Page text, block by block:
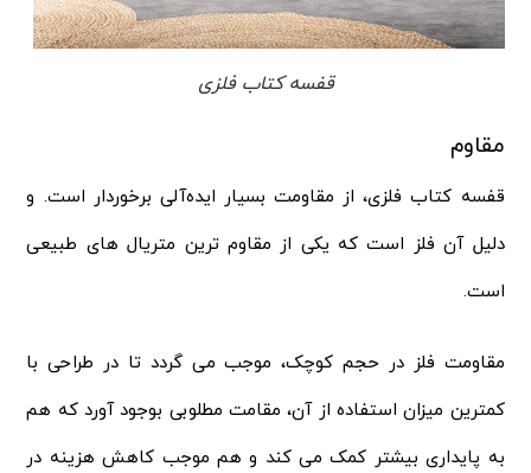
قفسه کتاب فلزی
مقاوم
قفسه کتاب فلزی، از مقاومت بسیار ایده‌آلی برخوردار است. و
دلیل آن فلز است که یکی از مقاوم ترین متریال های طبیعی
است.
مقاومت فلز در حجم کوچک، موجب می گردد تا در طراحی با
کمترین میزان استفاده از آن، مقامت مطلوبی بوجود آورد که هم
به پایداری بیشتر کمک می کند و هم موجب کاهش هزینه در